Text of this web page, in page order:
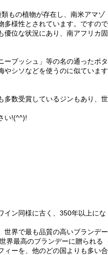
もの植物が存在し、南米アマゾ
多様性とされています。ですので
優位な状況にあり、南アフリカ固
ーブッシュ」等の名の通ったボタ
やシソなどを使うのに似ています
多数受賞しているジンもあり、世
い!(^^)!
イン同様に古く、350年以上にな
世界で最も品質の高いブランデー
界最高のブランデーに贈られる
ィーを、他のどの国よりも多い合